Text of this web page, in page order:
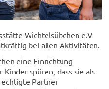
Wichtelsübchen e.V.
bei allen Aktivitäten.
eine Einrichtung
spüren, dass sie als
Partner